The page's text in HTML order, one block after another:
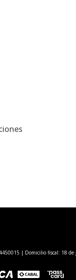
| Domicilio fiscal: 18